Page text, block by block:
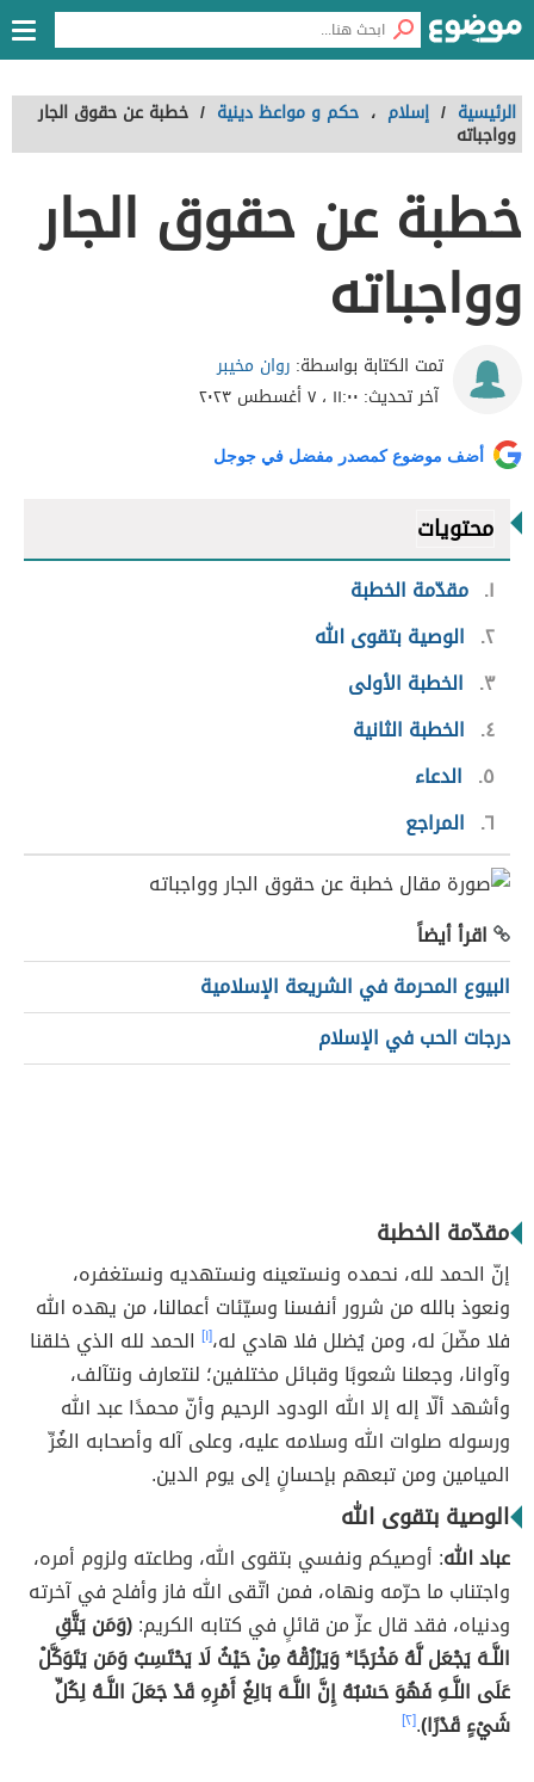
الرئيسية / إسلام ، حكم و مواعظ دينية / خطبة عن حقوق الجار
وواجباته
خطبة عن حقوق الجار
وواجباته
تمت الكتابة بواسطة: روان مخيبر
آخر تحديث: ١١:٠٠ ، ٧ أغسطس ٢٠٢٣
أضف موضوع كمصدر مفضل في جوجل
محتويات
١ مقدّمة الخطبة
٢ الوصية بتقوى الله
٣
الخطبة الأولى
٤
الخطبة الثانية
٥
الدعاء
٦ المراجع
اقرأ أيضاً
البيوع المحرمة في الشريعة الإسلامية
درجات الحب في الإسلام
مقدّمة الخطبة
إنّ الحمد لله، نحمده ونستعينه ونستهديه ونستغفره،
ونعوذ بالله من شرور أنفسنا وسيّئات أعمالنا، من يهده الله
فلا مضّلَ له، ومن يُضلل فلا هادي له،[١] الحمد لله الذي خلقنا
وآوانا، وجعلنا شعوبًا وقبائل مختلفين؛ لنتعارف ونتآلف،
وأشهد ألّا إله إلا الله الودود الرحيم وأنّ محمدًا عبد الله
ورسوله صلوات الله وسلامه عليه، وعلى آله وأصحابه الغُرِّ
الميامين ومن تبعهم بإحسانٍ إلى يوم الدين.
الوصية بتقوى الله
عباد الله: أوصيكم ونفسي بتقوى الله، وطاعته ولزوم أمره،
واجتناب ما حرّمه ونهاه، فمن اتّقى الله فاز وأفلح في آخرته
ودنياه، فقد قال عزّ من قائلٍ في كتابه الكريم:(وَمَن يَتَّقِ
اللَّـهَ يَجْعَل لَّهُ مَخْرَجًا* وَيَرْزُقْهُ مِنْ حَيْثُ لَا يَحْتَسِبُ وَمَن يَتَوَكَّلْ
عَلَى اللَّـهِ فَهُوَ حَسْبُهُ إِنَّ اللَّـهَ بَالِغُ أَمْرِهِ قَدْ جَعَلَ اللَّـهُ لِكُلِّ
شَيْءٍ قَدْرًا).[٢]